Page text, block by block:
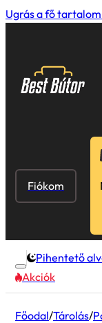
Ugrás a fő
Fiókom
Pihentető
Akciók
Főodal/Tárolás/